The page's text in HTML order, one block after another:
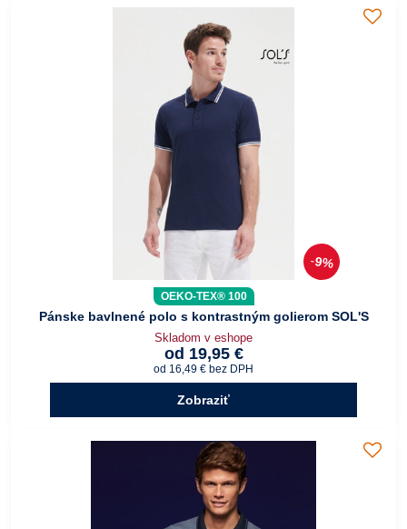
9%
OEKO-TEX® 100
Pánske bavlnené polo s kontrastným golierom SOL'S
Skladom v eshope
od 19,95 €
od 16,49 € bez DPH
Zobraziť